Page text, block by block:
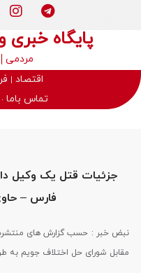
پایگاه
مردمی
اقتصاد
تماس باما
جزئیات قتل یک وکیل
فارس –
مقابل شورای حل اختلاف جویم به